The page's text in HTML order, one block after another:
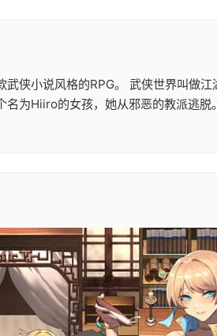
侠小说风格的RPG。 武侠世界叫做
为Hiiro的女孩，她从邪恶的教派逃